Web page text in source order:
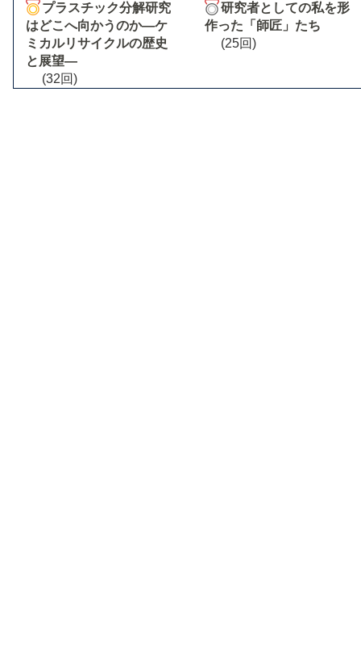
プラスチック分解研究
はどこへ向かうのか―ケ
ミカルリサイクルの歴史
と展望―
(32回)
研究者としての私を形
作った「師匠」たち
(25回)